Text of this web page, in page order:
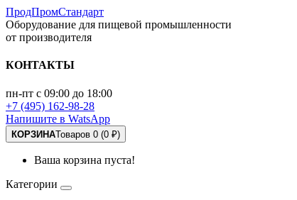
ПродПромСтандарт
Оборудование для пищевой промышленности
от производителя
КОНТАКТЫ
пн-пт с 09:00 до 18:00
+7 (495) 162-98-28
Напишите в WatsApp
КОРЗИНАТоваров 0 (0 ₽)
Ваша корзина пуста!
Категории